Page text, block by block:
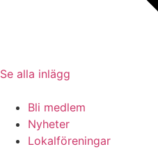
Se alla inlägg
Bli medlem
Nyheter
Lokalföreningar